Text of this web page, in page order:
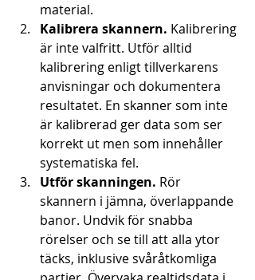
material.
Kalibrera skannern. Kalibrering
är inte valfritt. Utför alltid
kalibrering enligt tillverkarens
anvisningar och dokumentera
resultatet. En skanner som inte
är kalibrerad ger data som ser
korrekt ut men som innehåller
systematiska fel.
Utför skanningen. Rör
skannern i jämna, överlappande
banor. Undvik för snabba
rörelser och se till att alla ytor
täcks, inklusive svåråtkomliga